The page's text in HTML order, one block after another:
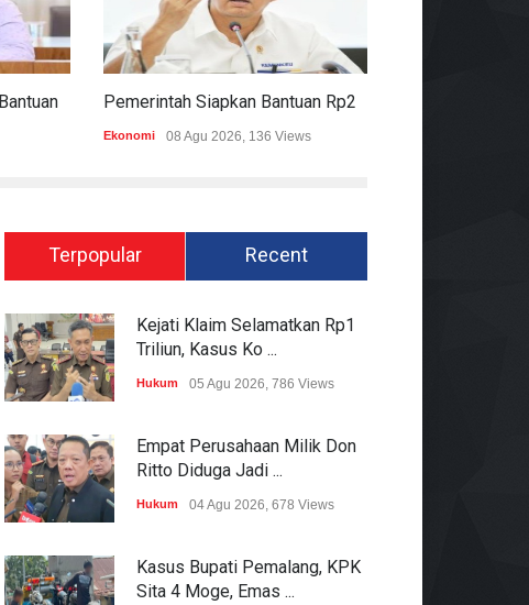
Ekonomi 08 Agu 2026, 136 Views
Terpopular Recent
Kejati Klaim Selamatkan Rp1
Triliun, Kasus Ko ...
Hukum 05 Agu 2026, 786 Views
Empat Perusahaan Milik Don
Ritto Diduga Jadi ...
Hukum 04 Agu 2026, 678 Views
Kasus Bupati Pemalang, KPK
Sita 4 Moge, Emas ...